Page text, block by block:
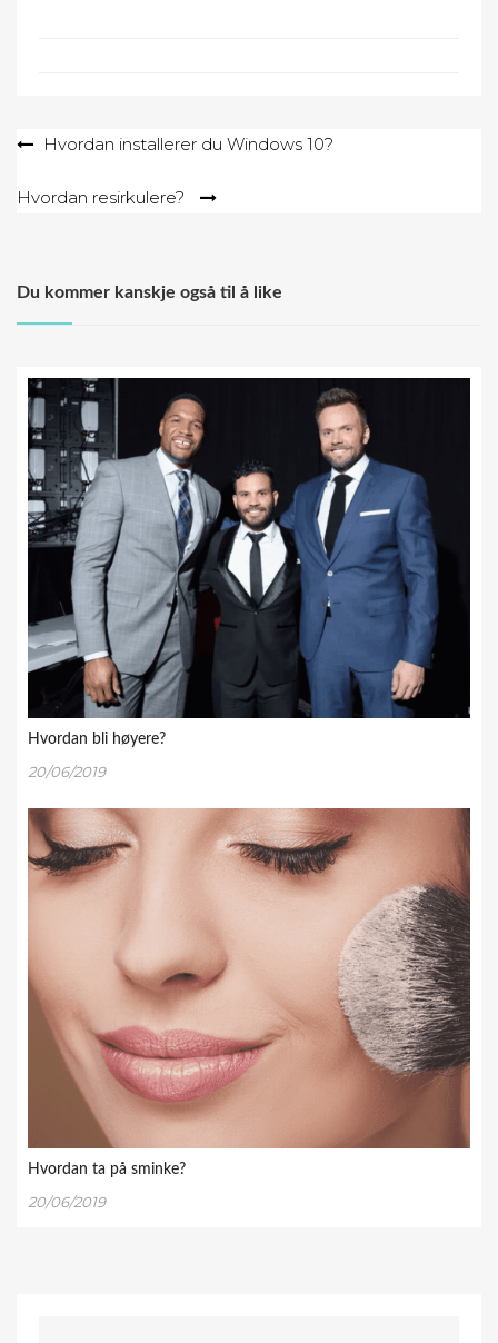
PostHvordan installerer du Windows 10?
Hvordan resirkulere?
Du kommer kanskje også til å like
Hvordan bli høyere?
20/06/2019
Hvordan ta på sminke?
20/06/2019